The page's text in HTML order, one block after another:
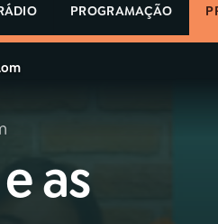
PROGRAMAÇÃO
as